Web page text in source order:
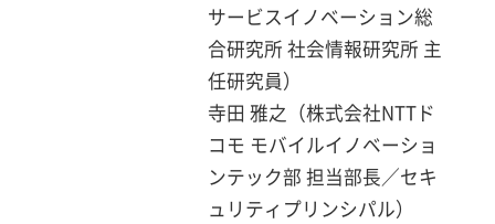
サービスイノベーション総
合研究所 社会情報研究所 主
任研究員）
寺田 雅之（株式会社NTTド
コモ モバイルイノベーショ
ンテック部 担当部長／セキ
ュリティプリンシパル）